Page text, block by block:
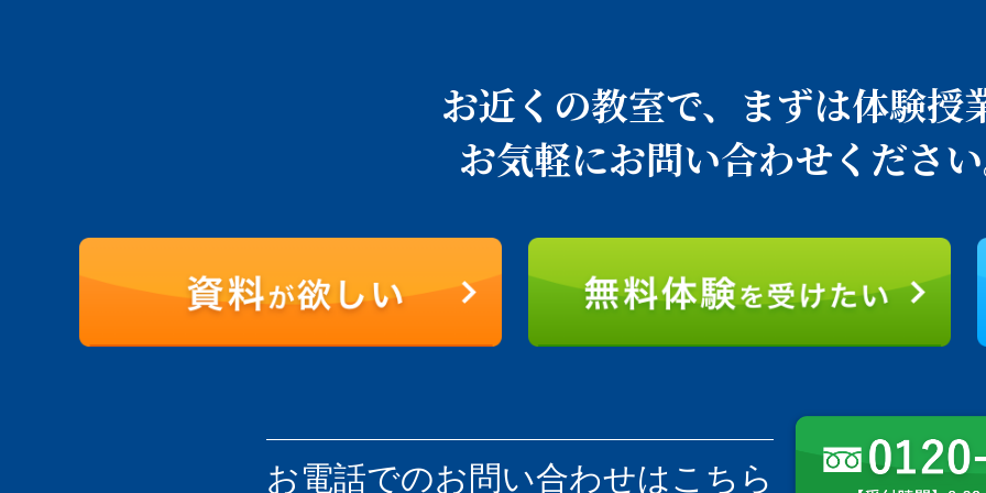
お近くの教室で、 まずは体験授
お気軽にお問い合わせくださ
お電話でのお問い合わせはこちら